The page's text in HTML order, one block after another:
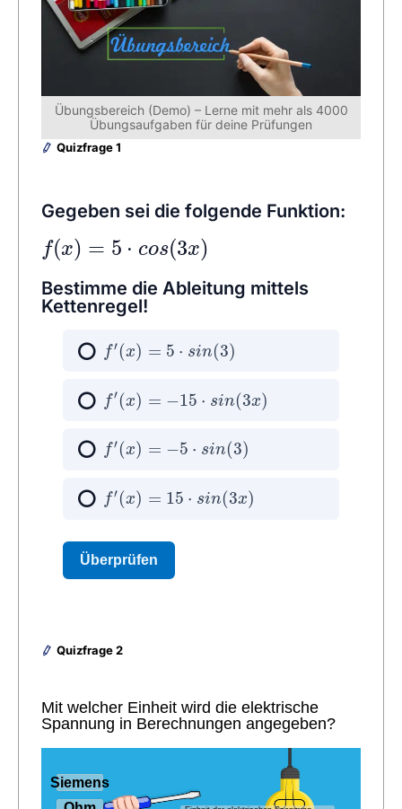
Übungsbereich (Demo) – Lerne mit mehr als 4000
Übungsaufgaben für deine Prüfungen
Quizfrage 1
Quizfrage 2